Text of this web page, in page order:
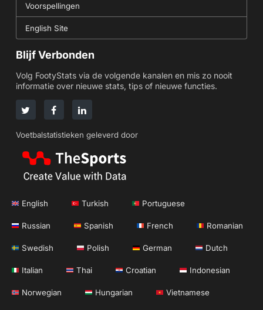
Voorspellingen
English Site
Blijf Verbonden
Volg FootyStats via de volgende kanalen en mis zo nooit
informatie over nieuwe stats, tips of nieuwe functies.
Voetbalstatistieken geleverd door
English Turkish Portuguese
Russian Spanish French Romanian
Swedish Polish German Dutch
Italian Thai Croatian Indonesian
Norwegian Hungarian Vietnamese